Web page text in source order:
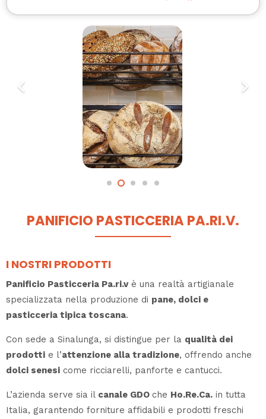
PANIFICIO PASTICCERIA PA.RI.V.
I NOSTRI PRODOTTI
Panificio Pasticceria Pa.ri.vè una realtà artigianale
specializzata nella produzione di pane, dolci e
pasticceria tipica toscana.
Con sede a Sinalunga, si distingue per la qualità dei
prodotti e l’attenzione alla tradizione, offrendo anche
dolci senesi come ricciarelli, panforte e cantucci.
L’azienda serve sia il canale GDO che Ho.Re.Ca. in tutta
Italia, garantendo forniture affidabili e prodotti freschi